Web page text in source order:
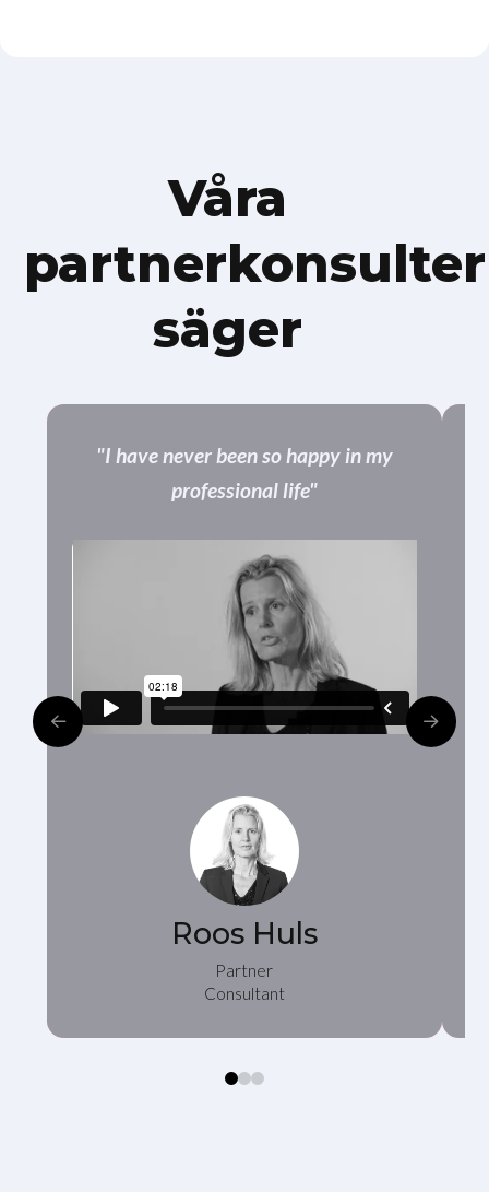
Våra
partnerkonsulter
säger
"I have never been so happy in my
professional life"
Roos Huls
Partner
Consultant
012